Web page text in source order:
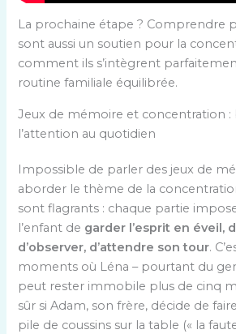
La prochaine étape ? Comprendre
sont aussi un soutien pour la
comment ils s’intègrent
routine familiale équilibrée.
Jeux de mémoire et concentration :
l’attention au quotidien
Impossible de parler des jeux de
aborder le thème de la
sont flagrants : chaque partie
l’enfant de garder l’esprit en éveil,
d’observer, d’attendre son tour.
moments où Léna – pourtant du
peut rester immobile plus de cinq
sûr si Adam, son frère, décide de
pile de coussins sur la table (« la